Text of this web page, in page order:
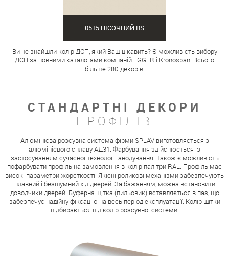
0515 ПІСОЧНИЙ BS
Ви не знайшли колір ДСП, який Ваш цікавить? Є можливість вибору
ДСП за повними каталогами компаній EGGER і Kronospan. Всього
більше 280 декорів.
СТАНДАРТНІ ДЕКОРИ
ПРОФІЛІВ
Алюмінієва розсувна система фірми SPLAV виготовляється з
алюмінієвого сплаву АД31. Фарбування здійснюється із
застосуванням сучасної технології анодування. Також є можливість
пофарбувати профіль на замовлення в колір палітри RAL. Профіль має
високі параметри жорсткості. Якісні роликові механізми забезпечують
плавний і безшумний хід дверей. За бажанням, можна встановити
доводчики дверей. Буферна щітка (пильовик) вставляється в паз, що
забезпечує надійну фіксацію на весь період експлуатації. Колір щітки
підбирається під колір розсувної системи.